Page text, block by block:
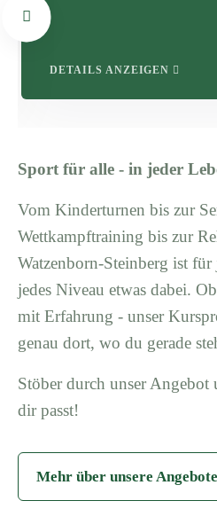
DETAILS ANZEIGEN
Sport für alle - in jeder
Vom Kinderturnen bis zur
Wettkampftraining bis zur
Watzenborn-Steinberg ist
jedes Niveau etwas dabei.
mit Erfahrung - unser
genau dort, wo du gerade
Stöber durch unser Angebot
dir passt!
Mehr über unsere Angebote